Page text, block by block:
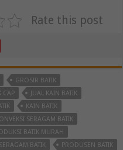
Rate this post
GROSIR BATIK
CAP
JUAL KAIN BATIK
KAIN BATIK
SERAGAM BATIK
BATIK MURAH
BATIK
PRODUSEN BATIK